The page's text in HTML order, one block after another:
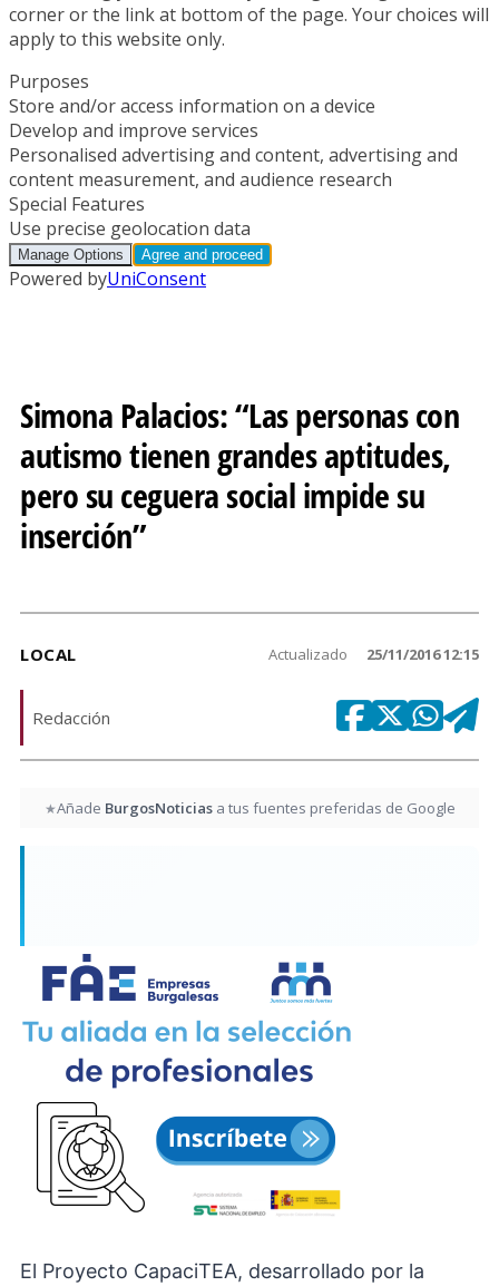
Simona Palacios: “Las personas con
autismo tienen grandes aptitudes,
pero su ceguera social impide su
inserción”
LOCAL Actualizado 25/11/2016 12:15
Redacción
★Añade BurgosNoticiasa tus fuentes preferidas de Google
El Proyecto CapaciTEA, desarrollado por la